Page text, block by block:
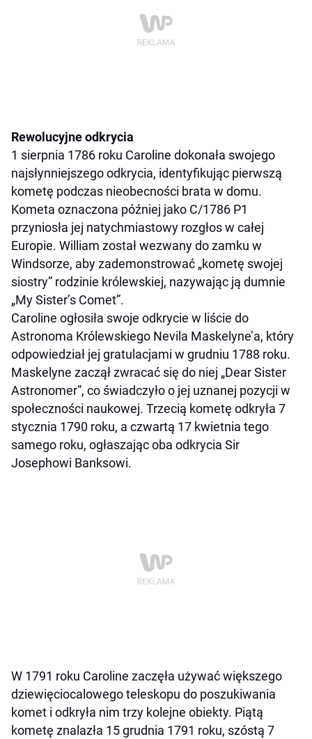
Rewolucyjne odkrycia
1 sierpnia 1786 roku Caroline dokonała swojego
najsłynniejszego odkrycia, identyfikując pierwszą
kometę podczas nieobecności brata w domu.
Kometa oznaczona później jako C/1786 P1
przyniosła jej natychmiastowy rozgłos w całej
Europie. William został wezwany do zamku w
Windsorze, aby zademonstrować „kometę swojej
siostry” rodzinie królewskiej, nazywając ją dumnie
„My Sister’s Comet”.
Caroline ogłosiła swoje odkrycie w liście do
Astronoma Królewskiego Nevila Maskelyne’a, który
odpowiedział jej gratulacjami w grudniu 1788 roku.
Maskelyne zaczął zwracać się do niej „Dear Sister
Astronomer”, co świadczyło o jej uznanej pozycji w
społeczności naukowej. Trzecią kometę odkryła 7
stycznia 1790 roku, a czwartą 17 kwietnia tego
samego roku, ogłaszając oba odkrycia Sir
Josephowi Banksowi.
W 1791 roku Caroline zaczęła używać większego
dziewięciocalowego teleskopu do poszukiwania
komet i odkryła nim trzy kolejne obiekty. Piątą
kometę znalazła 15 grudnia 1791 roku, szóstą 7